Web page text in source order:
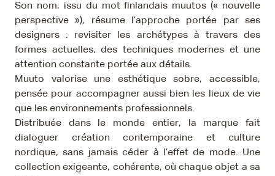
Son nom, issu du mot finlandais muutos (« nouvelle
perspective »), résume l’approche portée par ses
designers : revisiter les archétypes à travers des
formes actuelles, des techniques modernes et une
attention constante portée aux détails.
Muuto valorise une esthétique sobre, accessible,
pensée pour accompagner aussi bien les lieux de vie
que les environnements professionnels.
Distribuée dans le monde entier, la marque fait
dialoguer création contemporaine et culture
nordique, sans jamais céder à l’effet de mode. Une
collection exigeante, cohérente, où chaque objet a sa